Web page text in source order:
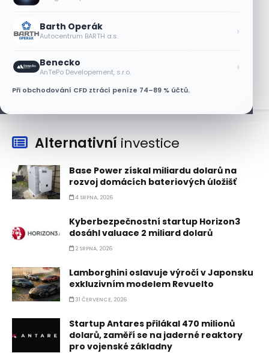
Barth Operák
Autocentrum BARTH a.s. ›
Benecko
AnTePo Developement, s.r.o. ›
Při obchodování CFD ztrácí peníze 74–89 % účtů.
Lisa Su zlehčuje Muskův závazek vůči
6 SRPNA, 2026
Alternativní investice
Base Power získal miliardu dolarů na
rozvoj domácích bateriových úložišť
4 SRPNA, 2026
Kyberbezpečnostní startup Horizon3
dosáhl valuace 2 miliard dolarů
2 SRPNA, 2026
Lamborghini oslavuje výročí v Japonsku
exkluzivním modelem Revuelto
31 ČERVENCE, 2026
Startup Antares přilákal 470 milionů
dolarů, zaměří se na jaderné reaktory
pro vojenské základny